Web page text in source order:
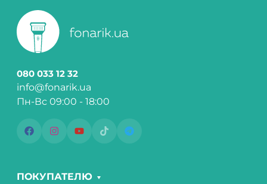
080 033 12 32
info@fonarik.ua
Пн-Вс 09:00 - 18:00
ПОКУПАТЕЛЮ